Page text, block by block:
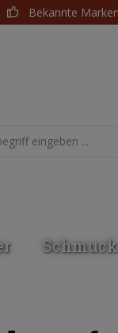
Bekannte Marken
Schmuck